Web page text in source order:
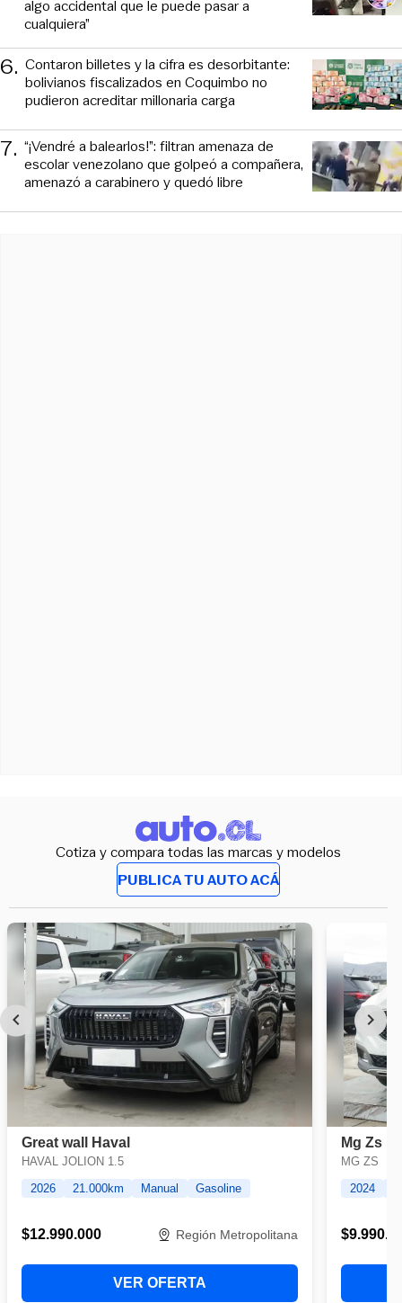
algo accidental que le puede pasar a
cualquiera”
6. Contaron billetes y la cifra es desorbitante:
bolivianos fiscalizados en Coquimbo no
pudieron acreditar millonaria carga
7. “¡Vendré a balearlos!”: filtran amenaza de
escolar venezolano que golpeó a compañera,
amenazó a carabinero y quedó libre
Cotiza y compara todas las marcas y modelos
PUBLICA TU AUTO ACÁ